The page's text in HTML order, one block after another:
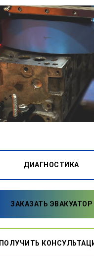
ДИАГНОСТИКА
ЗАКАЗАТЬ ЭВАКУАТОР
ПОЛУЧИТЬ